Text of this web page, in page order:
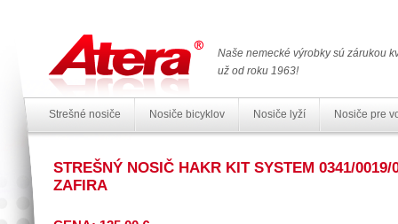
Naše nemecké výrobky sú zárukou
už od roku 1963!
Strešné nosiče Nosiče bicyklov Nosiče lyží Nosiče pre
STREŠNÝ NOSIČ HAKR KIT SYSTEM 0341/
ZAFIRA